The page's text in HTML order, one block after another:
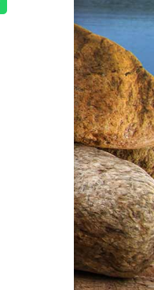
Stimulator Olive (69214)